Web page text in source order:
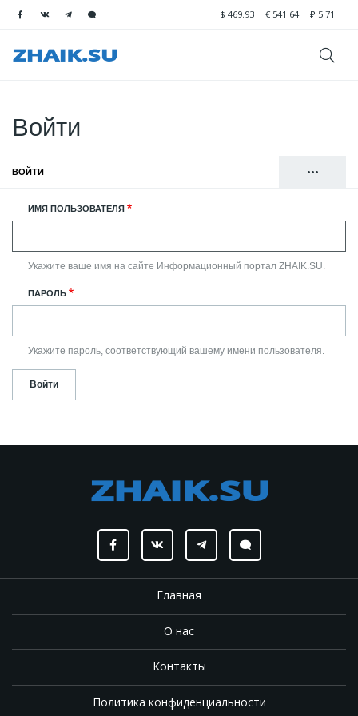
$ 469.93 € 541.64 ₽ 5.71
Войти
•••
вкладки
ВОЙТИ
РЕГИСТРАЦИЯ
ИМЯ ПОЛЬЗОВАТЕЛЯ
Укажите ваше имя на сайте Информационный портал ZHAIK.SU.
ПАРОЛЬ
Укажите пароль, соответствующий вашему имени пользователя.
Главная
О нас
Контакты
Политика конфиденциальности